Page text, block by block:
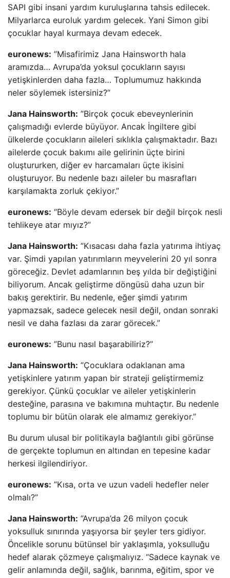
SAPI gibi insani yardım kuruluşlarına tahsis edilecek.
Milyarlarca euroluk yardım gelecek. Yani Simon gibi
çocuklar hayal kurmaya devam edecek.
euronews: ”Misafirimiz Jana Hainsworth hala
aramızda… Avrupa’da yoksul çocukların sayısı
yetişkinlerden daha fazla… Toplumumuz hakkında
neler söylemek istersiniz?”
Jana Hainsworth: ”Birçok çocuk ebeveynlerinin
çalışmadığı evlerde büyüyor. Ancak İngiltere gibi
ülkelerde çocukların aileleri sıklıkla çalışmaktadır. Bazı
ailelerde çocuk bakımı aile gelirinin üçte birini
oluştururken, diğer ev harcamaları üçte ikisini
oluşturuyor. Bu nedenle bazı aileler bu masrafları
karşılamakta zorluk çekiyor.”
euronews: “Böyle devam edersek bir değil birçok nesli
tehlikeye atar mıyız?”
Jana Hainsworth: ”Kısacası daha fazla yatırıma ihtiyaç
var. Şimdi yapılan yatırımların meyvelerini 20 yıl sonra
göreceğiz. Devlet adamlarının beş yılda bir değiştiğini
biliyorum. Ancak geliştirme döngüsü daha uzun bir
bakış gerektirir. Bu nedenle, eğer şimdi yatırım
yapmazsak, sadece gelecek nesil değil, ondan sonraki
nesil ve daha fazlası da zarar görecek.”
euronews: ”Bunu nasıl başarabiliriz?”
Jana Hainsworth: ”Çocuklara odaklanan ama
yetişkinlere yatırım yapan bir strateji geliştirmemiz
gerekiyor. Çünkü çocuklar ve aileler yetişkinlerin
desteğine, parasına ve bakımına muhtaçtır. Bu nedenle
toplumu bir bütün olarak ele almamız gerekiyor.”
Bu durum ulusal bir politikayla bağlantılı gibi görünse
de gerçekte toplumun en altından en tepesine kadar
herkesi ilgilendiriyor.
euronews: ”Kısa, orta ve uzun vadeli hedefler neler
olmalı?”
Jana Hainsworth: ”Avrupa’da 26 milyon çocuk
yoksulluk sınırında yaşıyorsa bir şeyler ters gidiyor.
Öncelikle sorunu bütünsel bir yaklaşımla, yoksulluğu
hedef alarak çözmeye çalışmalıyız. “Sadece kaynak ve
gelir anlamında değil, sağlık, barınma, eğitim, spor ve